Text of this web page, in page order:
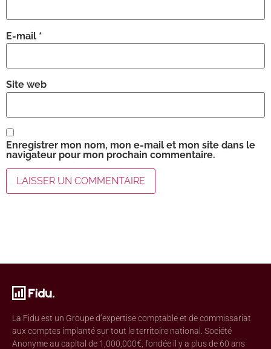
E-mail *
Site web
Enregistrer mon nom, mon e-mail et mon site dans le
navigateur pour mon prochain commentaire.
La Fidu est un Groupe d’expertise comptable et de commissariat
aux comptes implanté sur tout le territoire national. Société
Anonyme au capital de 1,000,000€, fondée il y a plus de 60 ans